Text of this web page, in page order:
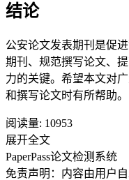
结论
公安论文发表期刊是促
期刊、规范撰写论文、
力的关键。希望本文对
和撰写论文时有所帮助。
阅读量: 10953
展开全文
PaperPass论文检测系统
免责声明：内容由用户